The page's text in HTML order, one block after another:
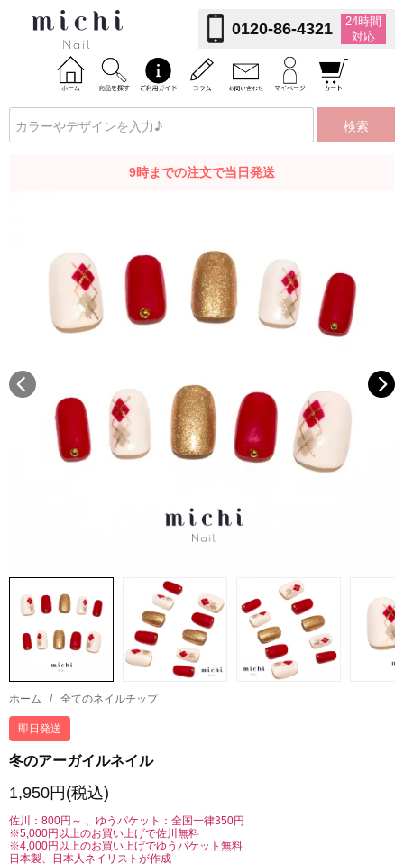
0120-86-4321
24時間
対応
検索
9時までの注文で当日発送
ホーム / 全てのネイルチップ
即日発送
冬のアーガイルネイル
1,950円(税込)
佐川：800円～ 、ゆうパケット：全国一律350円
※5,000円以上のお買い上げで佐川無料
※4,000円以上のお買い上げでゆうパケット無料
日本製、日本人ネイリストが作成